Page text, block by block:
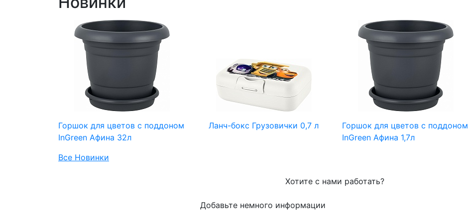
Горшок для цветов с поддоном
InGreen Афина 32л
Ланч-бокс Грузовички 0,7 л
Горшок для цветов с поддоном
InGreen Афина 1,7л
Все Новинки
Хотите с нами работать?
Добавьте немного информации